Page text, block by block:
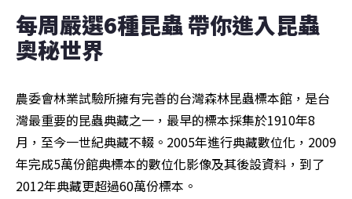
每周嚴選6種昆蟲 帶你進入昆蟲
奧秘世界
農委會林業試驗所擁有完善的台灣森林昆蟲標本館，是台
灣最重要的昆蟲典藏之一，最早的標本採集於1910年8
月，至今一世紀典藏不輟。2005年進行典藏數位化，2009
年完成5萬份館典標本的數位化影像及其後設資料，到了
2012年典藏更超過60萬份標本。